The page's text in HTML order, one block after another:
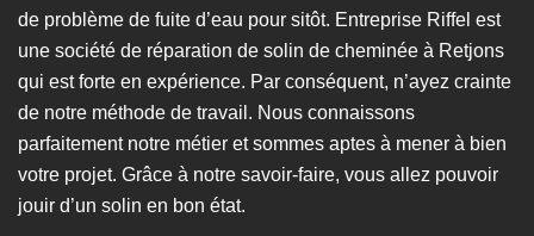
de problème de fuite d’eau pour sitôt. Entreprise Riffel est
une société de réparation de solin de cheminée à Retjons
qui est forte en expérience. Par conséquent, n’ayez crainte
de notre méthode de travail. Nous connaissons
parfaitement notre métier et sommes aptes à mener à bien
votre projet. Grâce à notre savoir-faire, vous allez pouvoir
jouir d’un solin en bon état.